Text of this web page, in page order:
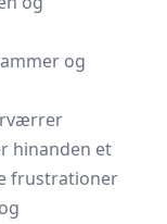
og
hinanden et
frustrationer